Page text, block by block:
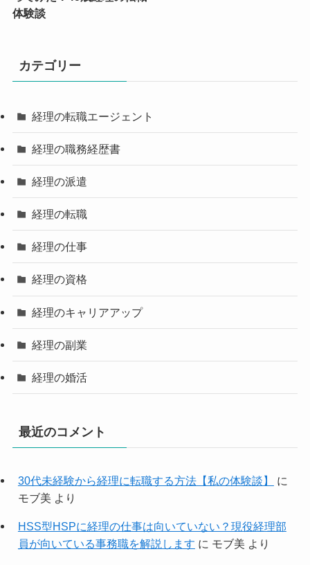
体験談
カテゴリー
経理の転職エージェント
経理の職務経歴書
経理の派遣
経理の転職
経理の仕事
経理の資格
経理のキャリアアップ
経理の副業
経理の婚活
最近のコメント
30代未経験から経理に転職する方法【私の体験談】
に
モブ美 より
HSS型HSPに経理の仕事は向いていない？現役経理部
員が向いている事務職を解説します に モブ美 より